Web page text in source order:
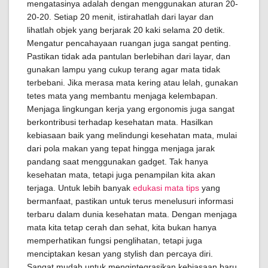
mengatasinya adalah dengan menggunakan aturan 20-
20-20. Setiap 20 menit, istirahatlah dari layar dan
lihatlah objek yang berjarak 20 kaki selama 20 detik.
Mengatur pencahayaan ruangan juga sangat penting.
Pastikan tidak ada pantulan berlebihan dari layar, dan
gunakan lampu yang cukup terang agar mata tidak
terbebani. Jika merasa mata kering atau lelah, gunakan
tetes mata yang membantu menjaga kelembapan.
Menjaga lingkungan kerja yang ergonomis juga sangat
berkontribusi terhadap kesehatan mata. Hasilkan
kebiasaan baik yang melindungi kesehatan mata, mulai
dari pola makan yang tepat hingga menjaga jarak
pandang saat menggunakan gadget. Tak hanya
kesehatan mata, tetapi juga penampilan kita akan
terjaga. Untuk lebih banyak edukasi mata tips yang
bermanfaat, pastikan untuk terus menelusuri informasi
terbaru dalam dunia kesehatan mata. Dengan menjaga
mata kita tetap cerah dan sehat, kita bukan hanya
memperhatikan fungsi penglihatan, tetapi juga
menciptakan kesan yang stylish dan percaya diri.